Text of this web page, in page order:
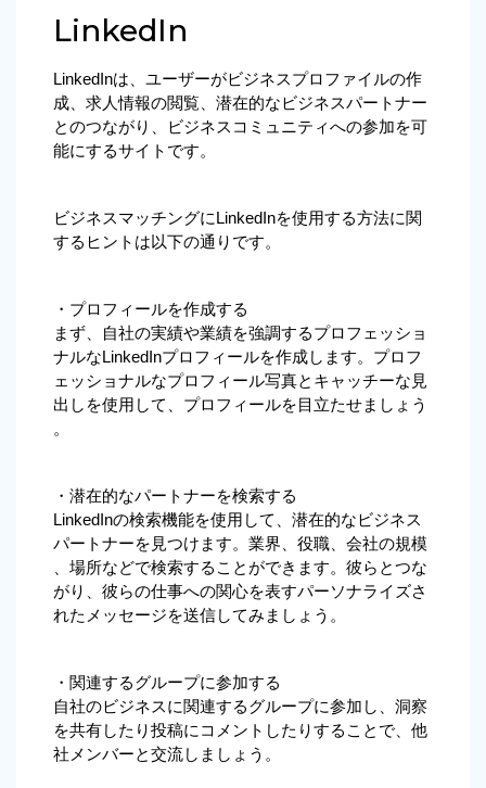
LinkedIn
LinkedInは、ユーザーがビジネスプロファイルの作
成、求人情報の閲覧、潜在的なビジネスパートナー
とのつながり、ビジネスコミュニティへの参加を可
能にするサイトです。
ビジネスマッチングにLinkedInを使用する方法に関
するヒントは以下の通りです。
・プロフィールを作成する
まず、自社の実績や業績を強調するプロフェッショ
ナルなLinkedInプロフィールを作成します。プロフ
ェッショナルなプロフィール写真とキャッチーな見
出しを使用して、プロフィールを目立たせましょう
。
・潜在的なパートナーを検索する
LinkedInの検索機能を使用して、潜在的なビジネス
パートナーを見つけます。業界、役職、会社の規模
、場所などで検索することができます。彼らとつな
がり、彼らの仕事への関心を表すパーソナライズさ
れたメッセージを送信してみましょう。
・関連するグループに参加する
自社のビジネスに関連するグループに参加し、洞察
を共有したり投稿にコメントしたりすることで、他
社メンバーと交流しましょう。